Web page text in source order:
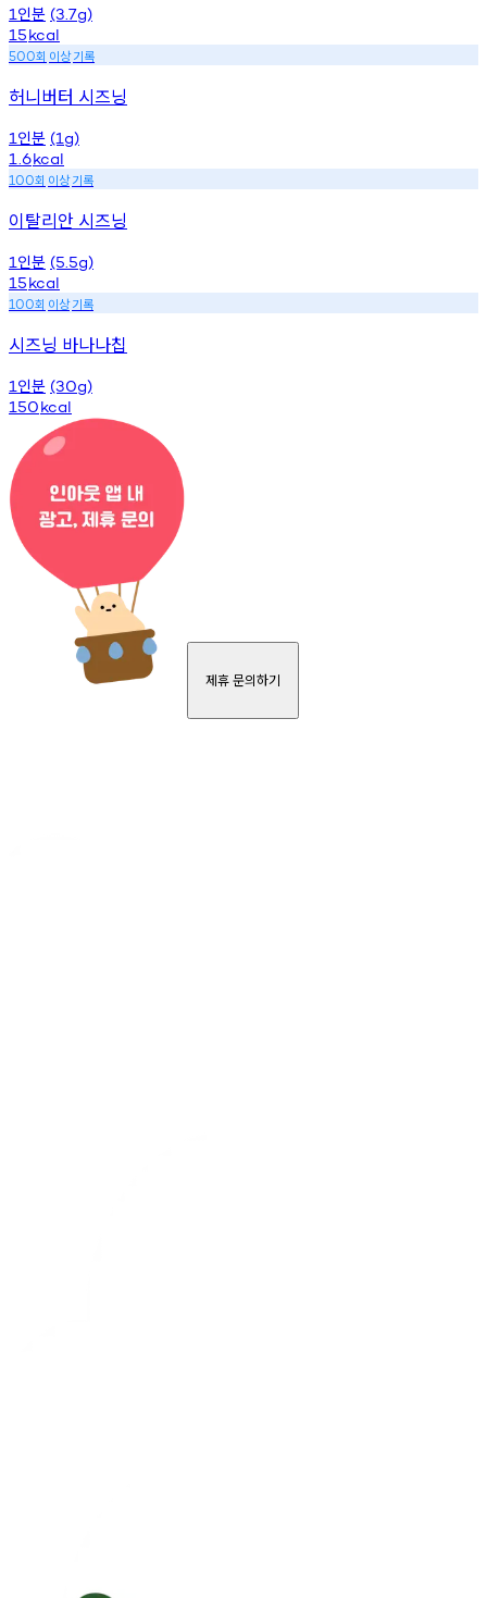
1 인분 (3.7g)
15kcal
500회 이상기록
허니버터 시즈닝
1 인분 (1g)
1.6kcal
100회 이상기록
이탈리안 시즈닝
1 인분 (5.5g)
15kcal
100회 이상기록
시즈닝 바나나칩
1 인분 (30g)
150kcal
제휴 문의하기